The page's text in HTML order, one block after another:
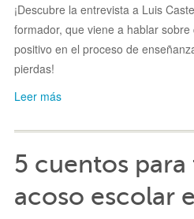
¡Descubre la entrevista a Luis
formador, que viene a hablar
positivo en el proceso de
pierdas!
Leer más
5 cuentos
acoso escolar